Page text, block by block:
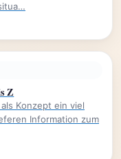
Z
Konzept ein viel
Information zum